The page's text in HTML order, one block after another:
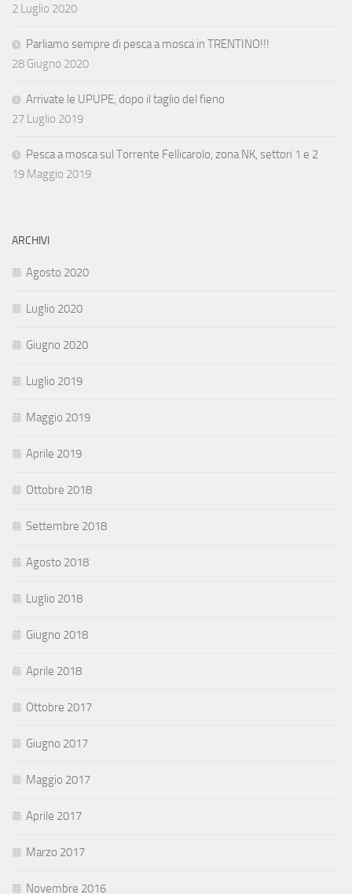
2 Luglio 2020
Parliamo sempre di pesca a mosca in TRENTINO!!!
28 Giugno 2020
Arrivate le UPUPE, dopo il taglio del fieno
27 Luglio 2019
Pesca a mosca sul Torrente Fellicarolo, zona NK, settori 1 e 2
19 Maggio 2019
ARCHIVI
Agosto 2020
Luglio 2020
Giugno 2020
Luglio 2019
Maggio 2019
Aprile 2019
Ottobre 2018
Settembre 2018
Agosto 2018
Luglio 2018
Giugno 2018
Aprile 2018
Ottobre 2017
Giugno 2017
Maggio 2017
Aprile 2017
Marzo 2017
Novembre 2016